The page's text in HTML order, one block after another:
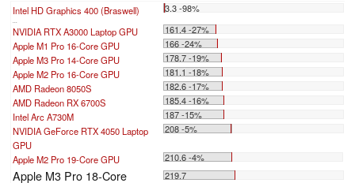
Intel HD Graphics 400 (Braswell) 3.3 -98%
...
NVIDIA RTX A3000 Laptop GPU
161.4 -27%
Apple M1 Pro 16-Core GPU
166 -24%
Apple M3 Pro 14-Core GPU
178.7 -19%
Apple M2 Pro 16-Core GPU
181.1 -18%
AMD Radeon 8050S
182.6 -17%
AMD Radeon RX 6700S
185.4 -16%
Intel Arc A730M
187 -15%
NVIDIA GeForce RTX 4050 Laptop
GPU
208 -5%
Apple M2 Pro 19-Core GPU 210.6 -4%
Apple M3 Pro 18-Core
219.7